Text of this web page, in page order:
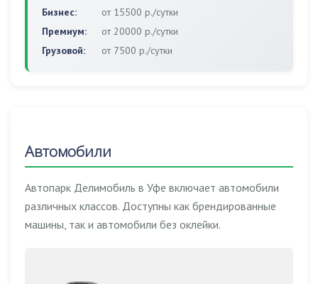
Бизнес:
от 15500 р./сутки
Премиум:
от 20000 р./сутки
Грузовой:
от 7500 р./сутки
Автомобили
Автопарк Делимобиль в Уфе включает автомобили
различных классов. Доступны как брендированные
машины, так и автомобили без оклейки.